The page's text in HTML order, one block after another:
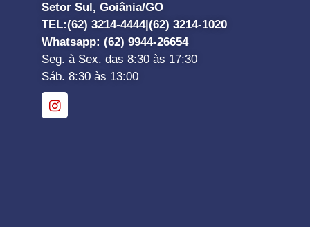
Setor Sul, Goiânia/GO
TEL:(62) 3214-4444|(62) 3214-1020
Whatsapp: (62) 9944-26654
Seg. à Sex. das 8:30 às 17:30
Sáb. 8:30 às 13:00